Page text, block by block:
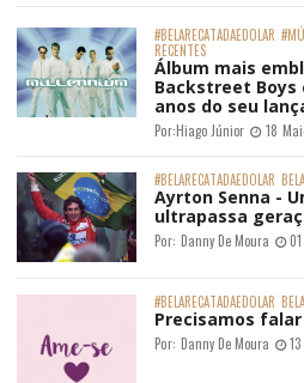
#BELARECATADAEDOLAR
RECENTES
Álbum mais
Backstreet Boys
anos do seu
Por:Hiago Júnior 18
#BELARECATADAEDOLAR BELA
Ayrton Senna -
ultrapassa
Por: Danny De Moura
#BELARECATADAEDOLAR BELA
Precisamos
Por: Danny De Moura